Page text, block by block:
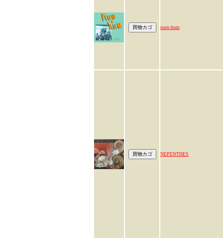
num-hum
NEPENTHES